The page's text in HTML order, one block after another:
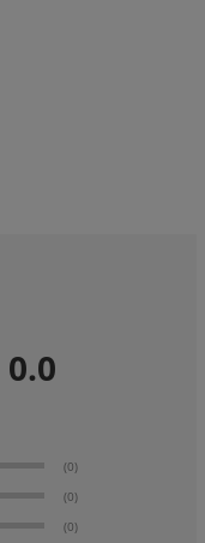
0.0
(0)
(0)
(0)